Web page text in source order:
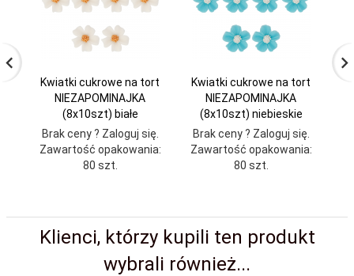
Kwiatki cukrowe na tort
NIEZAPOMINAJKA
(8x10szt) białe
Brak ceny ? Zaloguj się.
Zawartość opakowania:
80 szt.
Kwiatki cukrowe na tort
NIEZAPOMINAJKA
(8x10szt) niebieskie
Brak ceny ? Zaloguj się.
Zawartość opakowania:
80 szt.
Klienci, którzy kupili ten produkt
wybrali również...